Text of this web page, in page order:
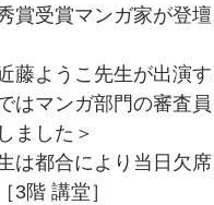
賞受賞マンガ家が登
藤ようこ先生が出演
はマンガ部門の審査
ました＞
都合により当日欠席
3階 講堂］